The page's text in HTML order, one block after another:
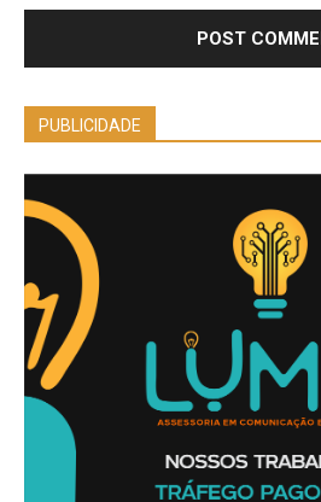
PUBLICIDADE